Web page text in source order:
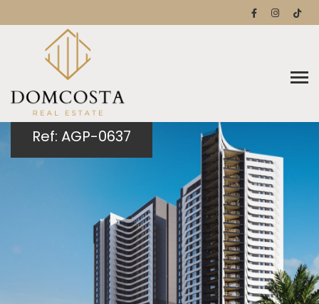
Ref: AGP-0637